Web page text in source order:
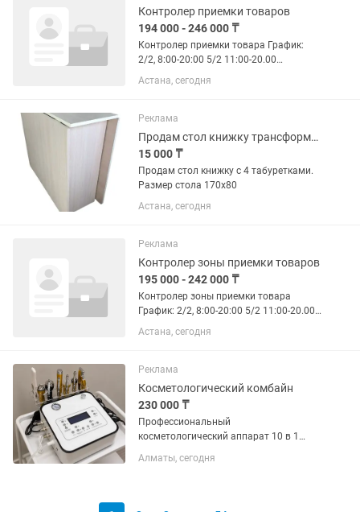
Контролер приемки товаров
194 000 - 246 000 ₸
Контролер приемки товара График:
2/2, 8:00-20:00 5/2 11:00-20.00
Обязанности: Функциональные
обязанности (кратко) Контролировать
Контролировать оформление...
Астана, сегодня
Реклама
Продам стол книжку трансформер с 4 табуретками
15 000 ₸
Продам стол книжку с 4 табуретками.
Размер стола 170х80
Астана, сегодня
Реклама
Контролер зоны приемки товаров
195 000 - 242 000 ₸
Контролер зоны приемки товара
График: 2/2, 8:00-20:00 5/2 11:00-20.00
Обязанности: Функциональные
обязанности (кратко) Контролировать
Контролировать оформление...
Астана, сегодня
Реклама
Косметологический комбайн
230 000 ₸
Профессиональный
косметологический аппарат 10 в 1
косметологов, салонов красоты и
процедуры по уходу...
Алматы, сегодня